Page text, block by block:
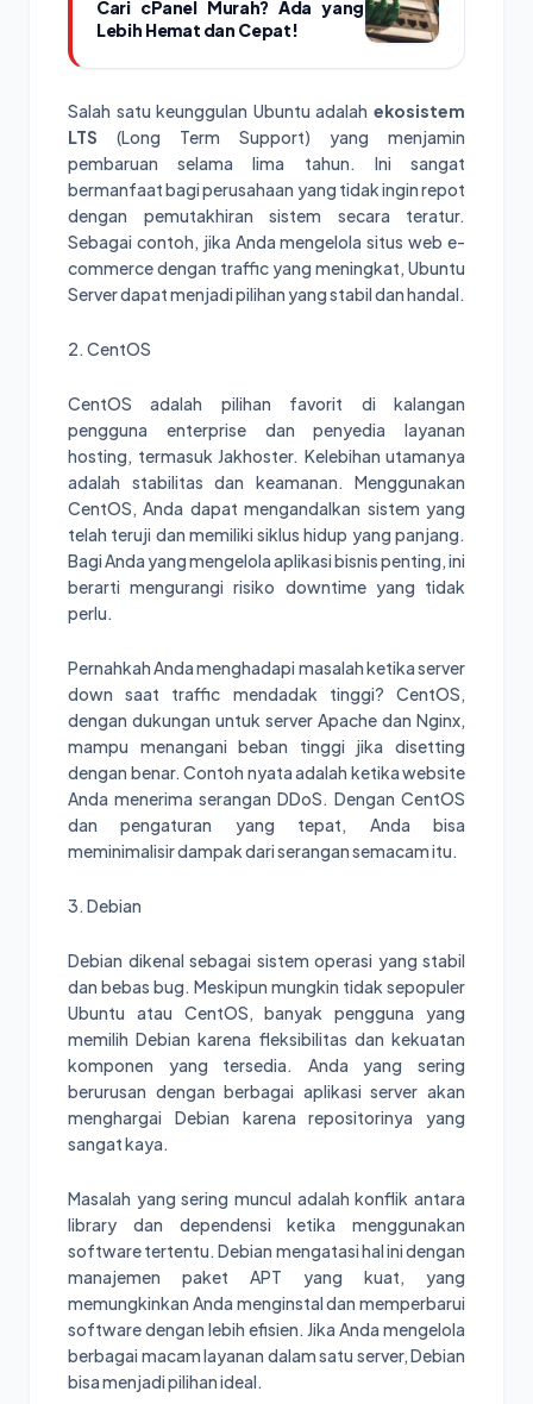
Cari cPanel Murah? Ada yang
Lebih Hemat dan Cepat!
Salah satu keunggulan Ubuntu adalah ekosistem
LTS (Long Term Support) yang menjamin
pembaruan selama lima tahun. Ini sangat
bermanfaat bagi perusahaan yang tidak ingin repot
dengan pemutakhiran sistem secara teratur.
Sebagai contoh, jika Anda mengelola situs web e-
commerce dengan traffic yang meningkat, Ubuntu
Server dapat menjadi pilihan yang stabil dan handal.
2. CentOS
CentOS adalah pilihan favorit di kalangan
pengguna enterprise dan penyedia layanan
hosting, termasuk Jakhoster. Kelebihan utamanya
adalah stabilitas dan keamanan. Menggunakan
CentOS, Anda dapat mengandalkan sistem yang
telah teruji dan memiliki siklus hidup yang panjang.
Bagi Anda yang mengelola aplikasi bisnis penting, ini
berarti mengurangi risiko downtime yang tidak
perlu.
Pernahkah Anda menghadapi masalah ketika server
down saat traffic mendadak tinggi? CentOS,
dengan dukungan untuk server Apache dan Nginx,
mampu menangani beban tinggi jika disetting
dengan benar. Contoh nyata adalah ketika website
Anda menerima serangan DDoS. Dengan CentOS
dan pengaturan yang tepat, Anda bisa
meminimalisir dampak dari serangan semacam itu.
3. Debian
Debian dikenal sebagai sistem operasi yang stabil
dan bebas bug. Meskipun mungkin tidak sepopuler
Ubuntu atau CentOS, banyak pengguna yang
memilih Debian karena fleksibilitas dan kekuatan
komponen yang tersedia. Anda yang sering
berurusan dengan berbagai aplikasi server akan
menghargai Debian karena repositorinya yang
sangat kaya.
Masalah yang sering muncul adalah konflik antara
library dan dependensi ketika menggunakan
software tertentu. Debian mengatasi hal ini dengan
manajemen paket APT yang kuat, yang
memungkinkan Anda menginstal dan memperbarui
software dengan lebih efisien. Jika Anda mengelola
berbagai macam layanan dalam satu server, Debian
bisa menjadi pilihan ideal.